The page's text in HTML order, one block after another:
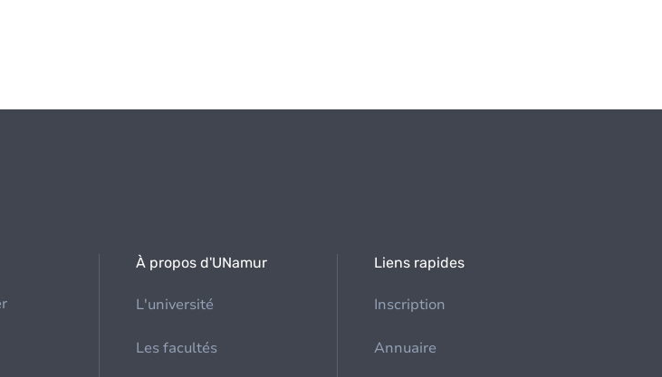
À propos d'UNamur
L'université
Les facultés
Liens rapides
Inscription
Annuaire